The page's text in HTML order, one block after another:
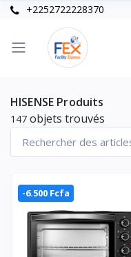
+2252722228370
HISENSE Produits
147 objets trouvés
-6.500 Fcfa